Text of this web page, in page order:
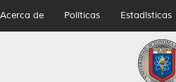
Acerca de Políticas Estadísticas